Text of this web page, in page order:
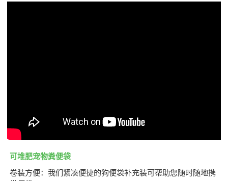
可堆肥宠物粪便袋
卷装方便：我们紧凑便捷的狗便袋补充装可帮助您随时随地携